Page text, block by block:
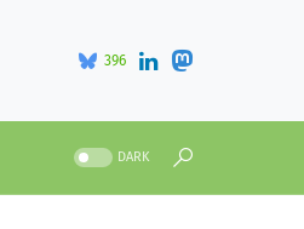
396
DARK